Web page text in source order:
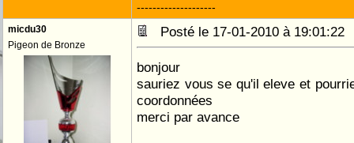
--------------------
micdu30
Pigeon de Bronze
Posté le 17-01-2010 à
bonjour
sauriez vous se qu'il eleve et
coordonnées
merci par avance